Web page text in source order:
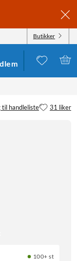
Butikker
til handleliste 31 liker
100+ st